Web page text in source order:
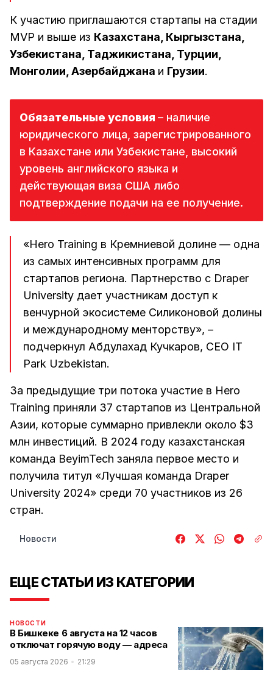
К участию приглашаются стартапы на стадии
MVP и выше из Казахстана, Кыргызстана,
Узбекистана, Таджикистана, Турции,
Монголии, Азербайджана и Грузии.
Обязательные условия – наличие
юридического лица, зарегистрированного
в Казахстане или Узбекистане, высокий
уровень английского языка и
действующая виза США либо
подтверждение подачи на ее получение.
«Hero Training в Кремниевой долине — одна
из самых интенсивных программ для
стартапов региона. Партнерство с Draper
University дает участникам доступ к
венчурной экосистеме Силиконовой долины
и международному менторству», –
подчеркнул Абдулахад Кучкаров, CEO IT
Park Uzbekistan.
За предыдущие три потока участие в Hero
Training приняли 37 стартапов из Центральной
Азии, которые суммарно привлекли около $3
млн инвестиций. В 2024 году казахстанская
команда BeyimTech заняла первое место и
получила титул «Лучшая команда Draper
University 2024» среди 70 участников из 26
стран.
Новости
ЕЩЕ СТАТЬИ ИЗ КАТЕГОРИИ
НОВОСТИ
В Бишкеке 6 августа на 12 часов
отключат горячую воду — адреса
05 августа 2026 21:29